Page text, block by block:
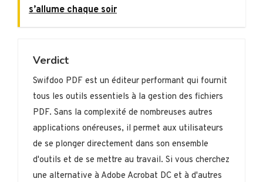
s’allume chaque soir
Verdict
Swifdoo PDF est un éditeur performant qui fournit
tous les outils essentiels à la gestion des fichiers
PDF. Sans la complexité de nombreuses autres
applications onéreuses, il permet aux utilisateurs
de se plonger directement dans son ensemble
d'outils et de se mettre au travail. Si vous cherchez
une alternative à Adobe Acrobat DC et à d'autres